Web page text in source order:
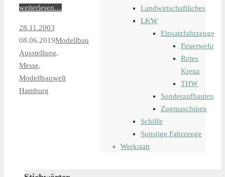
weiterlesen…
28.11.2003
08.06.2019Modellbau
Ausstellung,
Messe,
Modellbauwelt
Hamburg
Landwirtschaftliches
LKW
Einsatzfahrzeuge
Feuerwehr
Rotes
Kreuz
THW
Sonderaufbauten
Zugmaschinen
Schiffe
Sonstige Fahrzeuge
Werkstatt